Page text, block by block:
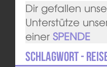
Dir gefallen
Unterstütze
einer SPENDE
Schlagwort -